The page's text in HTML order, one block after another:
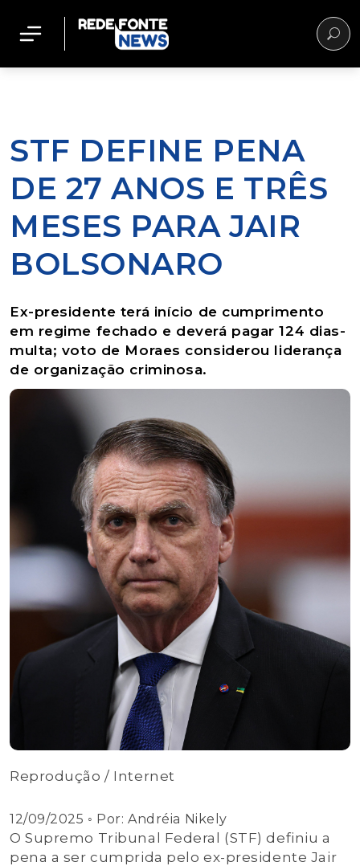
STF DEFINE PENA
DE 27 ANOS E TRÊS
MESES PARA JAIR
BOLSONARO
Ex-presidente terá início de cumprimento
em regime fechado e deverá pagar 124 dias-
multa; voto de Moraes considerou liderança
de organização criminosa.
Reprodução / Internet
12/09/2025 ◦ Por:Andréia Nikely
O Supremo Tribunal Federal (STF) definiu a
pena a ser cumprida pelo ex-presidente Jair